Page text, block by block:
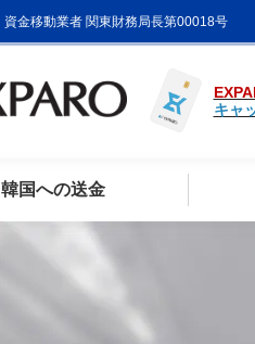
資金移動業者 関東財務局長第00018号
キャ
韓国への送金